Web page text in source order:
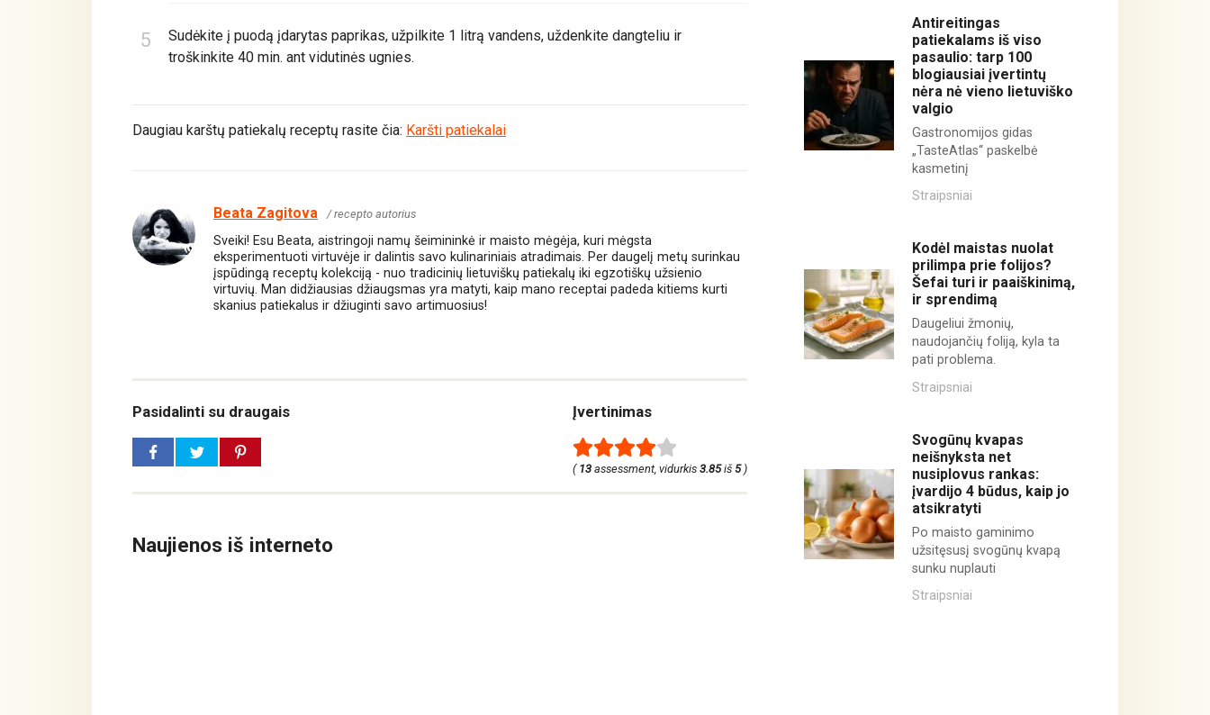
Sudėkite į puodą įdarytas paprikas, užpilkite 1 litrą vandens, uždenkite dangteliu ir
troškinkite 40 min. ant vidutinės ugnies.
Daugiau karštų patiekalų receptų rasite čia: Karšti patiekalai
Beata Zagitova / recepto autorius
Sveiki! Esu Beata, aistringoji namų šeimininkė ir maisto mėgėja, kuri mėgsta
eksperimentuoti virtuvėje ir dalintis savo kulinariniais atradimais. Per daugelį metų surinkau
įspūdingą receptų kolekciją - nuo tradicinių lietuviškų patiekalų iki egzotiškų užsienio
virtuvių. Man didžiausias džiaugsmas yra matyti, kaip mano receptai padeda kitiems kurti
skanius patiekalus ir džiuginti savo artimuosius!
Pasidalinti su draugais Įvertinimas
( 13assessment, vidurkis 3.85iš 5)
Naujienos iš interneto
Antireitingas
patiekalams iš viso
pasaulio: tarp 100
blogiausiai įvertintų
nėra nė vieno lietuviško
valgio
Gastronomijos gidas
„TasteAtlas“ paskelbė
kasmetinį
Straipsniai
Kodėl maistas nuolat
prilimpa prie folijos?
Šefai turi ir paaiškinimą,
ir sprendimą
Daugeliui žmonių,
naudojančių foliją, kyla ta
pati problema.
Straipsniai
Svogūnų kvapas
neišnyksta net
nusiplovus rankas:
įvardijo 4 būdus, kaip jo
atsikratyti
Po maisto gaminimo
užsitęsusį svogūnų kvapą
sunku nuplauti
Straipsniai